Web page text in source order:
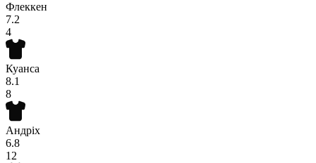
Флеккен
7.2
4
Куанса
8.1
8
Андріх
6.8
12